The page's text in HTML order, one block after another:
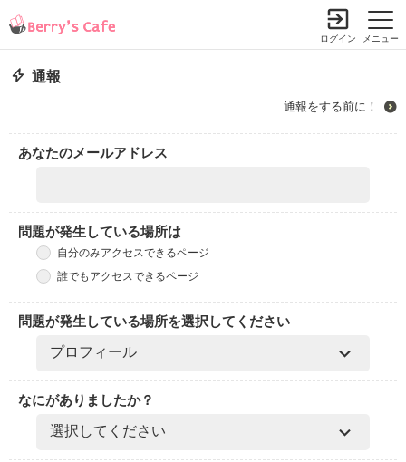
メニュー
ログイン
通報
通報をする前に！
あなたのメールアドレス
問題が発生している場所は
自分のみアクセスできるページ
誰でもアクセスできるページ
問題が発生している場所を選択してください
なにがありましたか？